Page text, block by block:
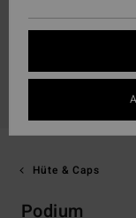
Hüte & Caps
Podium